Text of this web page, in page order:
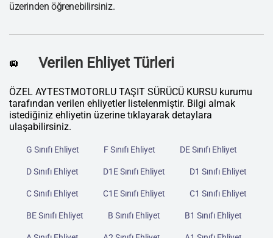
üzerinden öğrenebilirsiniz.
🛄 Verilen Ehliyet Türleri
ÖZEL AYTESTMOTORLU TAŞIT SÜRÜCÜ KURSU kurumu
tarafından verilen ehliyetler listelenmiştir. Bilgi almak
istediğiniz ehliyetin üzerine tıklayarak detaylara
ulaşabilirsiniz.
G Sınıfı Ehliyet F Sınıfı Ehliyet DE Sınıfı Ehliyet
D Sınıfı Ehliyet D1E Sınıfı Ehliyet D1 Sınıfı Ehliyet
C Sınıfı Ehliyet C1E Sınıfı Ehliyet C1 Sınıfı Ehliyet
BE Sınıfı Ehliyet B Sınıfı Ehliyet B1 Sınıfı Ehliyet